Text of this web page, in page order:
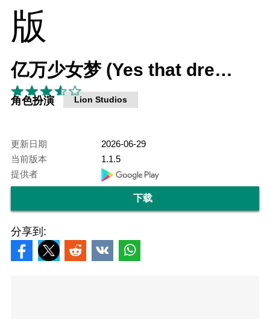
亿万少女梦 (Yes that dress!)
角色扮演 Lion Studios
更新日期
2026-06-29
当前版本
1.1.5
提供者
下载
分享到: